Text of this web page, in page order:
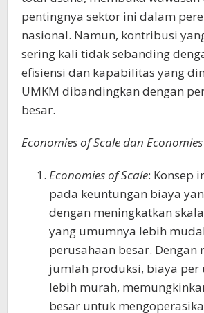
pentingnya sektor ini dalam
nasional. Namun, kontribusi
sering kali tidak sebanding
efisiensi dan kapabilitas yang
UMKM dibandingkan dengan
besar.
Economies of Scale dan
Economies of Scale: Konsep
pada keuntungan biaya
dengan meningkatkan
yang umumnya lebih
perusahaan besar. Dengan
jumlah produksi, biaya per
lebih murah,
besar untuk